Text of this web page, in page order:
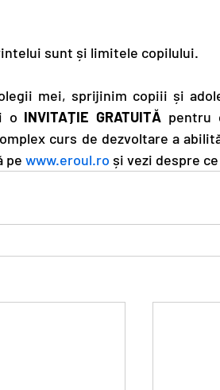
sunt și limitele copilului.
mei, sprijinim copiii și
o INVITAȚIE GRATUITĂ pentru
curs de dezvoltare a
pe www.eroul.ro și vezi despre